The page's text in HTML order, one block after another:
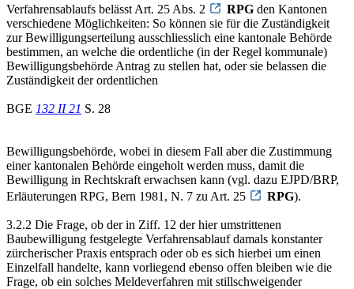
Verfahrensablaufs belässt Art. 25 Abs. 2
RPG den Kantonen
verschiedene Möglichkeiten: So können sie für die Zuständigkeit
zur Bewilligungserteilung ausschliesslich eine kantonale Behörde
bestimmen, an welche die ordentliche (in der Regel kommunale)
Bewilligungsbehörde Antrag zu stellen hat, oder sie belassen die
Zuständigkeit der ordentlichen
BGE 132 II 21 S. 28
Bewilligungsbehörde, wobei in diesem Fall aber die Zustimmung
einer kantonalen Behörde eingeholt werden muss, damit die
Bewilligung in Rechtskraft erwachsen kann (vgl. dazu EJPD/BRP,
Erläuterungen RPG, Bern 1981, N. 7 zu Art. 25
RPG).
3.2.2 Die Frage, ob der in Ziff. 12 der hier umstrittenen
Baubewilligung festgelegte Verfahrensablauf damals konstanter
zürcherischer Praxis entsprach oder ob es sich hierbei um einen
Einzelfall handelte, kann vorliegend ebenso offen bleiben wie die
Frage, ob ein solches Meldeverfahren mit stillschweigender